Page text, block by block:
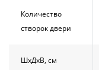
Количество
створок двери
ШхДхВ, см